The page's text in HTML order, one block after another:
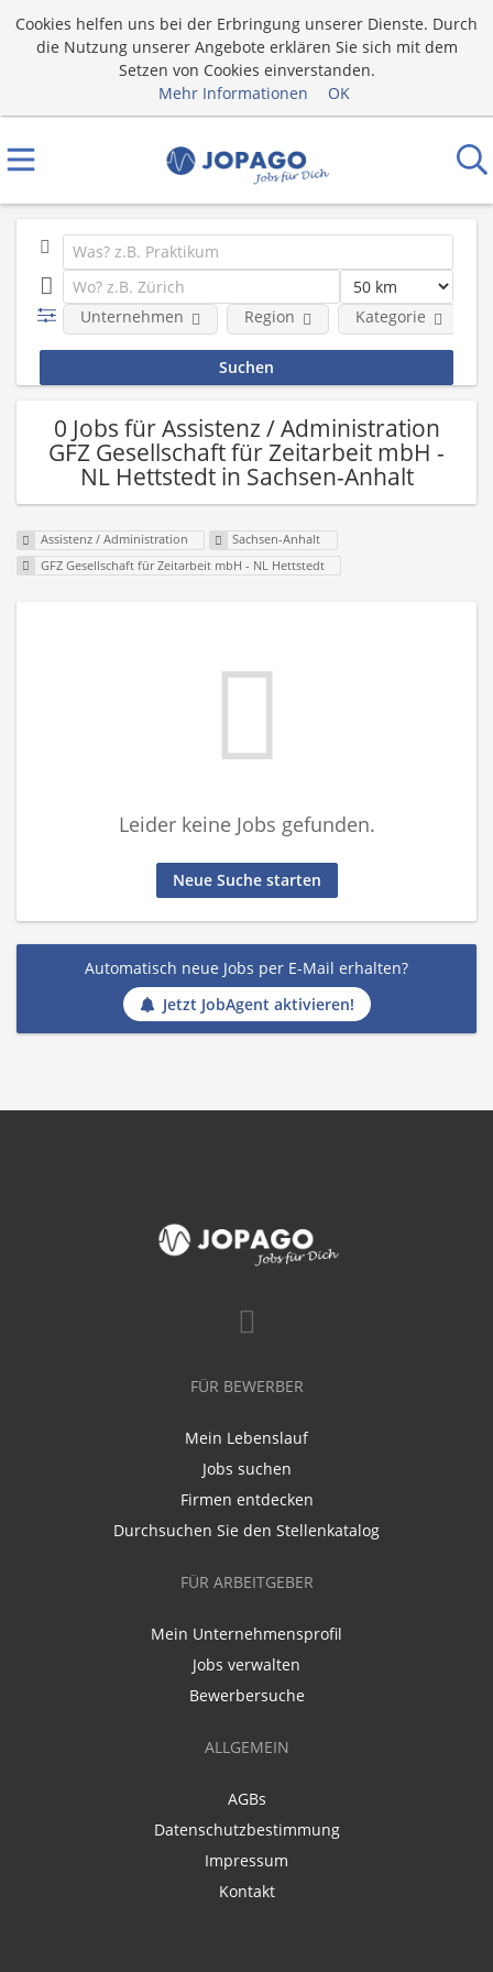
Cookies helfen uns bei der Erbringung unserer Dienste. Durch
die Nutzung unserer Angebote erklären Sie sich mit dem
Setzen von Cookies einverstanden.
Mehr Informationen
OK
Unternehmen Region Kategorie
0 Jobs für Assistenz / Administration
GFZ Gesellschaft für Zeitarbeit mbH -
NL Hettstedt in Sachsen-Anhalt
Assistenz / Administration
Sachsen-Anhalt
GFZ Gesellschaft für Zeitarbeit mbH - NL Hettstedt
Leider keine Jobs gefunden.
Neue Suche starten
Automatisch neue Jobs per E-Mail erhalten?
Jetzt JobAgent aktivieren!
FÜR BEWERBER
Mein Lebenslauf
Jobs suchen
Firmen entdecken
Durchsuchen Sie den Stellenkatalog
FÜR ARBEITGEBER
Mein Unternehmensprofil
Jobs verwalten
Bewerbersuche
ALLGEMEIN
AGBs
Datenschutzbestimmung
Impressum
Kontakt